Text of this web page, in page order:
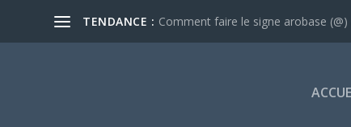
TENDANCE : Comment faire le signe arobase (@)